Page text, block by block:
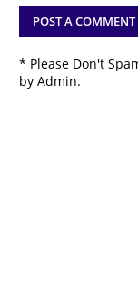
POST A COMMENT
* Please Don't
by Admin.